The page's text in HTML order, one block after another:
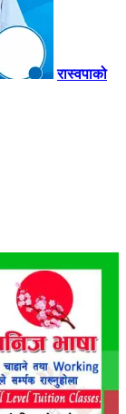
रास्वपाको